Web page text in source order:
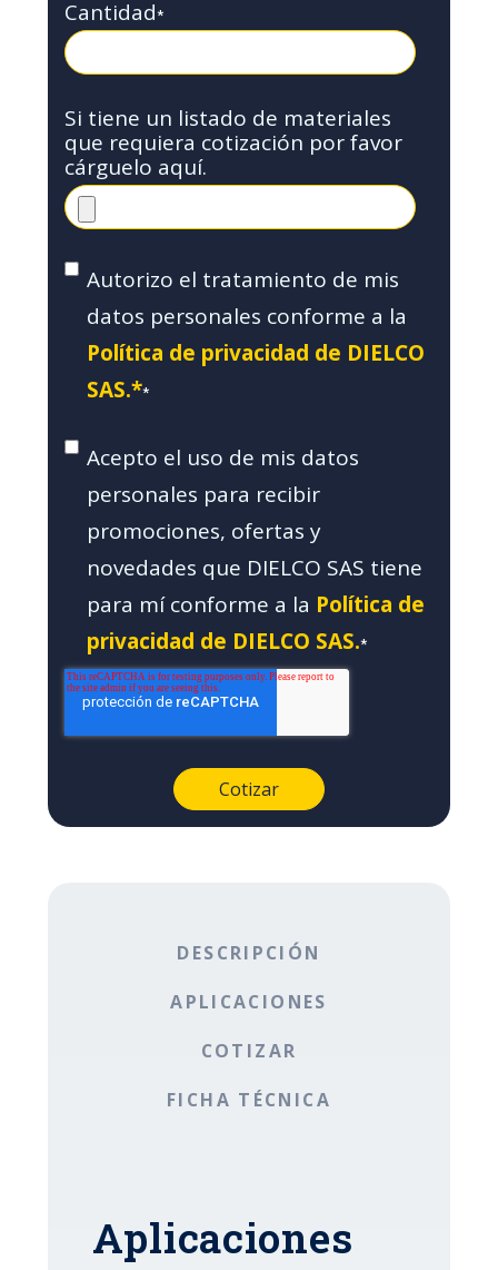
Cantidad*
Si tiene un listado de materiales
que requiera cotización por favor
cárguelo aquí.
Autorizo el tratamiento de mis
datos personales conforme a la
Política de privacidad de DIELCO
SAS.**
Acepto el uso de mis datos
personales para recibir
promociones, ofertas y
novedades que DIELCO SAS tiene
para mí conforme a la Política de
privacidad de DIELCO SAS.*
DESCRIPCIÓN
APLICACIONES
COTIZAR
FICHA TÉCNICA
Aplicaciones